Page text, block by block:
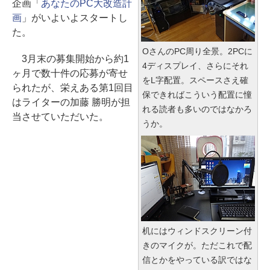
OさんのPC周り全景。2PCに
4ディスプレイ、さらにそれ
をL字配置。スペースさえ確
保できればこういう配置に憧
れる読者も多いのではなかろ
うか。
机にはウィンドスクリーン付
きのマイクが。ただこれで配
信とかをやっている訳ではな
企画「 あなたのPC大改造計
画 」がいよいよスタートし
た。
3月末の募集開始から約1
ヶ月で数十件の応募が寄せ
られたが、栄えある第1回目
はライターの加藤 勝明が担
当させていただいた。